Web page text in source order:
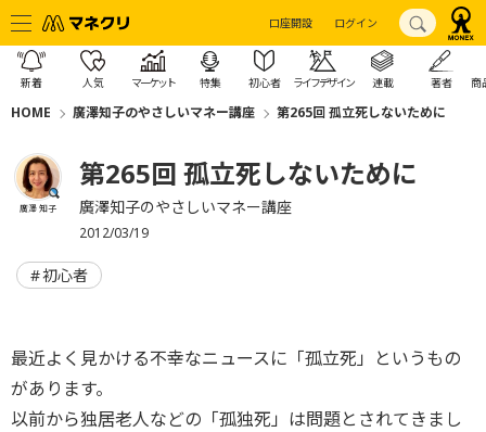
口座開設 ログイン
新着 人気 マーケット 特集 初心者 ライフデザイン 連載 著者 商
HOME 廣澤知子のやさしいマネー講座 第265回 孤立死しないために
廣澤 知子
第265回 孤立死しないために
廣澤知子のやさしいマネー講座
2012/03/19
初心者
最近よく見かける不幸なニュースに「孤立死」というもの
があります。
以前から独居老人などの「孤独死」は問題とされてきまし